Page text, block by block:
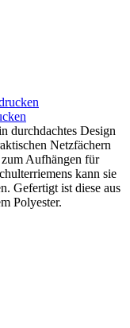
durchdachtes Design
Netzfächern
Aufhängen für
kann sie
Gefertigt ist diese aus
Polyester.